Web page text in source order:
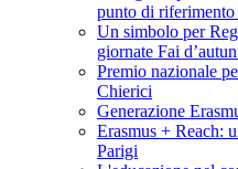
punto di riferimento
Un simbolo per
giornate Fai
Premio nazionale
Chierici
Generazione
Erasmus + Reach:
Parigi